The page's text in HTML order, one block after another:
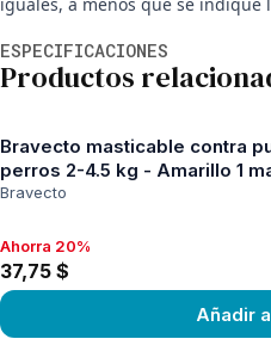
ESPECIFICACIONES
Productos
Bravecto masticable contra
perros 2-4.5 kg - Amarillo 1
Bravecto
Ahorra 20%, 37,75 $
Ahorra 20%
37,75 $
Añadir